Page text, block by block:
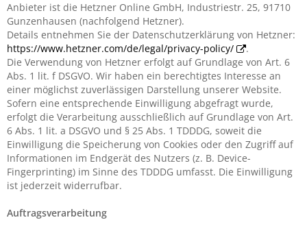
Anbieter ist die Hetzner Online GmbH, Industriestr. 25, 91710
Gunzenhausen (nachfolgend Hetzner).
Details entnehmen Sie der Datenschutzerklärung von Hetzner:
https://www.hetzner.com/de/legal/privacy-policy/
.
Die Verwendung von Hetzner erfolgt auf Grundlage von Art. 6
Abs. 1 lit. f DSGVO. Wir haben ein berechtigtes Interesse an
einer möglichst zuverlässigen Darstellung unserer Website.
Sofern eine entsprechende Einwilligung abgefragt wurde,
erfolgt die Verarbeitung ausschließlich auf Grundlage von Art.
6 Abs. 1 lit. a DSGVO und § 25 Abs. 1 TDDDG, soweit die
Einwilligung die Speicherung von Cookies oder den Zugriff auf
Informationen im Endgerät des Nutzers (z. B. Device-
Fingerprinting) im Sinne des TDDDG umfasst. Die Einwilligung
ist jederzeit widerrufbar.
Auftragsverarbeitung